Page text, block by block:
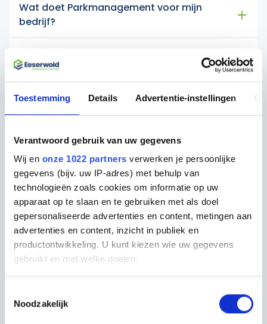
Toestemming Details Advertentie-instellingen
Verantwoord gebruik van uw gegevens
Wij en onze 1022 partners verwerken je persoonlijke
gegevens (bijv. uw IP-adres) met behulp van
technologieën zoals cookies om informatie op uw
apparaat op te slaan en te gebruiken met als doel
gepersonaliseerde advertenties en content, metingen aan
advertenties en content, inzicht in publiek en
productontwikkeling. U kunt kiezen wie uw gegevens
gebruikt en met welke doelen.
Informatie verzamelen over uw geografische
Noodzakelijk
Wat doet Parkmanagement voor mijn
bedrijf?
bedrijven?
Hoe kom ik meer te weten over het
vergunningsproces?
Hoe dicht bij de snelweg A32 ligt
Eeserwold?
Zijn er nog kavels beschikbaar op
Bedrijvenpark Eeserwold?
Welke bedrijven zijn er momenteel
gevestigd op Bedrijvenpark Eeserwold?
Wat is de maximale bouwhoogte op